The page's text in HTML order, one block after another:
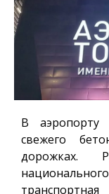
В аэропорту
свежего
дорожках.